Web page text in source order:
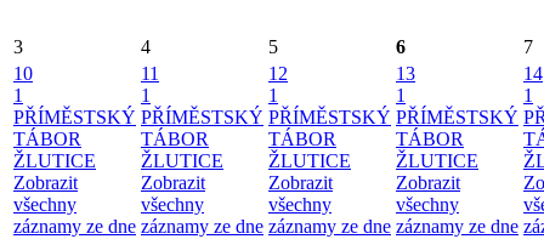
3 4 5 6
7
10
1
PŘÍMĚSTSKÝ
TÁBOR
ŽLUTICE
Zobrazit
všechny
záznamy ze dne
11
1
PŘÍMĚSTSKÝ
TÁBOR
ŽLUTICE
Zobrazit
všechny
záznamy ze dne
12
1
PŘÍMĚSTSKÝ
TÁBOR
ŽLUTICE
Zobrazit
všechny
záznamy ze dne
13
1
PŘÍMĚSTSKÝ
TÁBOR
ŽLUTICE
Zobrazit
všechny
záznamy ze dne
14
1